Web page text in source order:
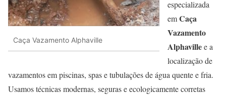
Caça Vazamento Alphaville
especializada
emCaça
Vazamento
Alphavillee a
localização de
vazamentos em piscinas, spas e tubulações de água quente e fria.
Usamos técnicas modernas, seguras e ecologicamente corretas